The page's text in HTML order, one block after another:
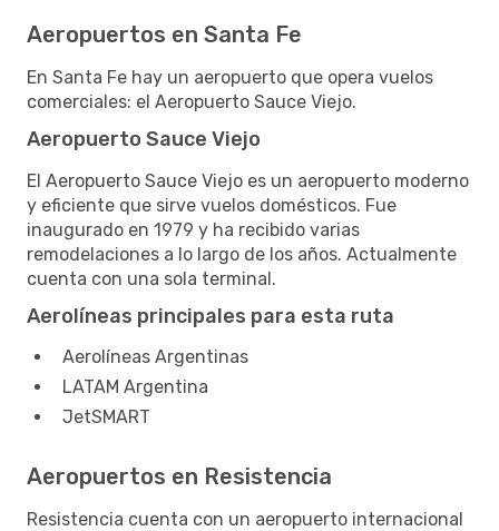
Aeropuertos en Santa Fe
En Santa Fe hay un aeropuerto que opera vuelos
comerciales: el Aeropuerto Sauce Viejo.
Aeropuerto Sauce Viejo
El Aeropuerto Sauce Viejo es un aeropuerto moderno
y eficiente que sirve vuelos domésticos. Fue
inaugurado en 1979 y ha recibido varias
remodelaciones a lo largo de los años. Actualmente
cuenta con una sola terminal.
Aerolíneas principales para esta ruta
Aerolíneas Argentinas
LATAM Argentina
JetSMART
Aeropuertos en Resistencia
Resistencia cuenta con un aeropuerto internacional